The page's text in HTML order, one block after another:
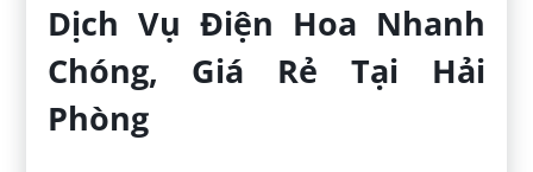
Dịch Vụ Điện Hoa Nhanh
Chóng, Giá Rẻ Tại Hải
Phòng